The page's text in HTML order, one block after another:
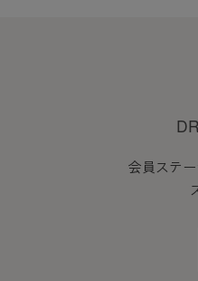
1. 本規約の変更
2. 前項の通知は
なお会員登録は
※ログインには
会員のみなさ
会員ステ